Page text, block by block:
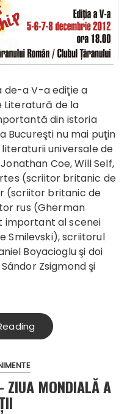
Literatură de la
din istoria
Bucureşti nu mai puţin
universale de
Coe, Will Self,
(scriitor britanic de
(scriitor britanic de
rus (Gherman
important al scenei
Smilevski), scriitorul
Boyacioglu şi doi
Zsigmond şi
ZIUA MONDIALĂ A